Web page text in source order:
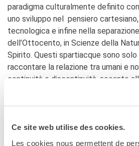
Ce site web utilise des cookies.
Les cookies nous permettent de
paradigma culturalmente definito
uno sviluppo nel pensiero
tecnologica e infine nella
dell’Ottocento, in Scienze della
Spirito. Questi spartiacque sono solo
raccontare la relazione tra umani e
continuità e discontinuità, accanto
totemismo, all’analogismo». Si può
citato l’antropologo Timothy Ingold,
think di Eduardo Kohn, ricordando che